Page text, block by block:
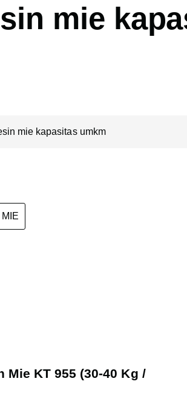
mie
mie kapasitas umkm
Mie KT 955 (30-40 Kg /